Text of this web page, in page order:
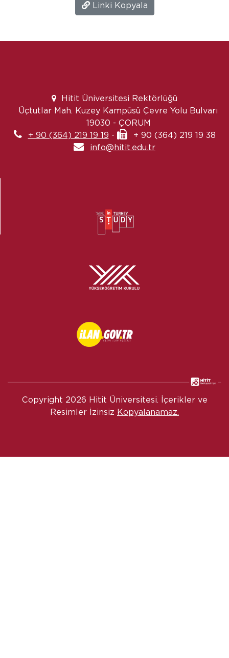
Linki Kopyala
Hitit Üniversitesi Rektörlüğü
Üçtutlar Mah. Kuzey Kampüsü Çevre Yolu Bulvarı
19030 - ÇORUM
+ 90 (364) 219 19 19 -
+ 90 (364) 219 19 38
info@hitit.edu.tr
Copyright 2026 Hitit Üniversitesi. İçerikler ve
Resimler İzinsiz Kopyalanamaz.